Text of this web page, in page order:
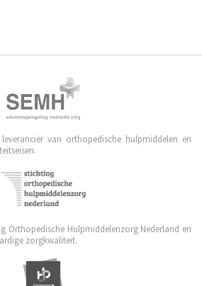
van orthopedische hulpmiddelen en
Orthopedische Hulpmiddelenzorg Nederland en
zorgkwaliteit.